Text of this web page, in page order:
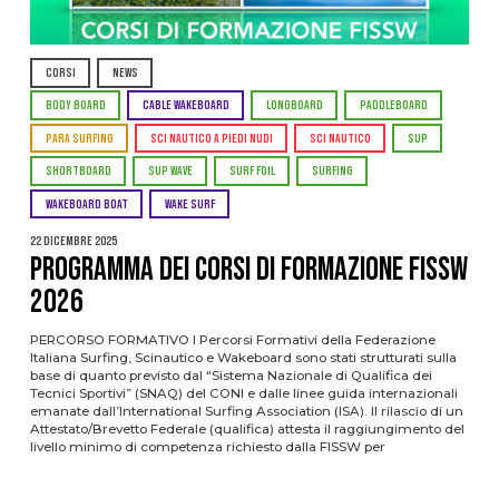
CORSI NEWS
BODY BOARD CABLE WAKEBOARD LONGBOARD PADDLEBOARD
PARA SURFING SCI NAUTICO A PIEDI NUDI SCI NAUTICO SUP
SHORTBOARD SUP WAVE SURF FOIL SURFING
WAKEBOARD BOAT WAKE SURF
22 Dicembre 2025
PROGRAMMA DEI CORSI DI FORMAZIONE FISSW
2026
PERCORSO FORMATIVO I Percorsi Formativi della Federazione
Italiana Surfing, Scinautico e Wakeboard sono stati strutturati sulla
base di quanto previsto dal “Sistema Nazionale di Qualifica dei
Tecnici Sportivi” (SNAQ) del CONI e dalle linee guida internazionali
emanate dall’International Surfing Association (ISA). Il rilascio di un
Attestato/Brevetto Federale (qualifica) attesta il raggiungimento del
livello minimo di competenza richiesto dalla FISSW per